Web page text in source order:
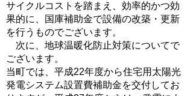
サイクルコストを踏まえ、効率的かつ効
果的に、国庫補助金で設備の改築・更新
を行うものでございます。
次に、地球温暖化防止対策についてで
ございます。
当町では、平成22年度から住宅用太陽光
発電システム設置費補助金を交付してお